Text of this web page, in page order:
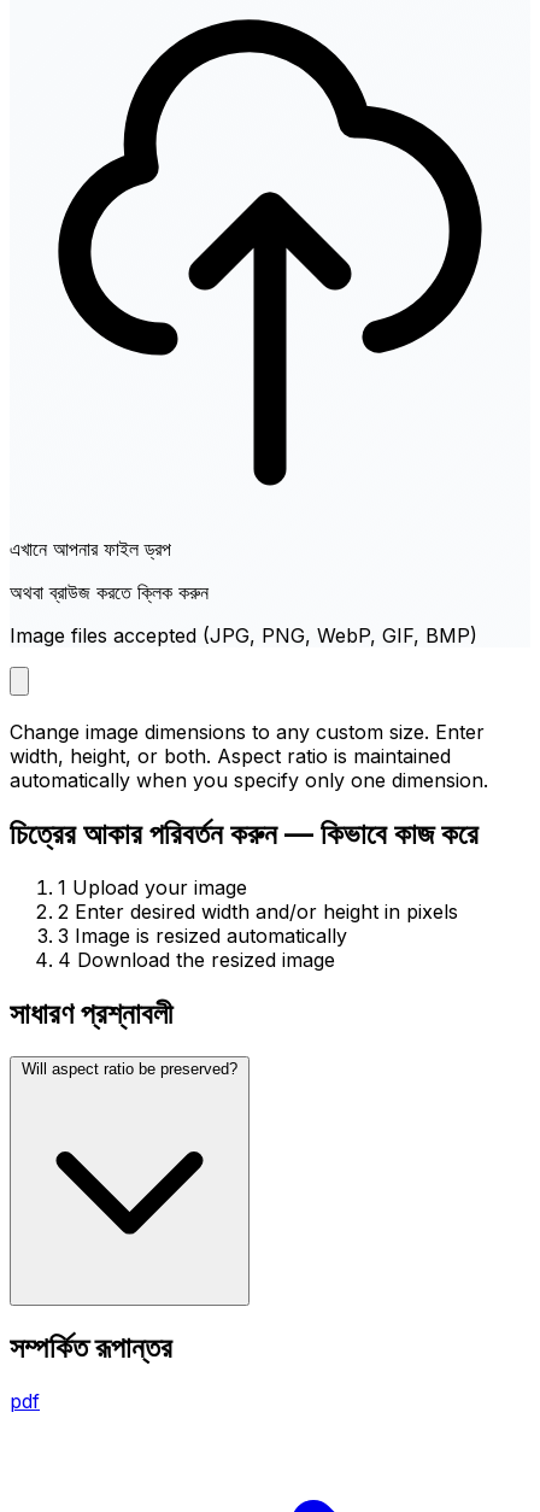
এখানে আপনার ফাইল ড্রপ
অথবা ব্রাউজ করতে ক্লিক করুন
Image files accepted (JPG, PNG, WebP, GIF, BMP)
Change image dimensions to any custom size. Enter
width, height, or both. Aspect ratio is maintained
automatically when you specify only one dimension.
চিত্রের আকার পরিবর্তন করুন — কিভাবে কাজ করে
1 Upload your image
2 Enter desired width and/or height in pixels
3 Image is resized automatically
4 Download the resized image
সাধারণ প্রশ্নাবলী
Will aspect ratio be preserved?
সম্পর্কিত রূপান্তর
pdf